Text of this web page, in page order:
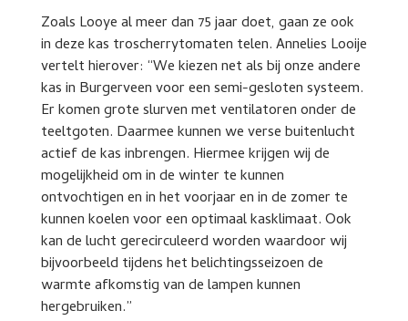
Zoals Looye al meer dan 75 jaar doet, gaan ze ook
in deze kas troscherrytomaten telen. Annelies Looije
vertelt hierover: “We kiezen net als bij onze andere
kas in Burgerveen voor een semi-gesloten systeem.
Er komen grote slurven met ventilatoren onder de
teeltgoten. Daarmee kunnen we verse buitenlucht
actief de kas inbrengen. Hiermee krijgen wij de
mogelijkheid om in de winter te kunnen
ontvochtigen en in het voorjaar en in de zomer te
kunnen koelen voor een optimaal kasklimaat. Ook
kan de lucht gerecirculeerd worden waardoor wij
bijvoorbeeld tijdens het belichtingsseizoen de
warmte afkomstig van de lampen kunnen
hergebruiken.”